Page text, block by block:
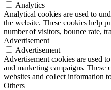
Analytics
Analytical cookies are used to
the website. These cookies help
number of visitors, bounce rate,
Advertisement
Advertisement
Advertisement cookies are used
and marketing campaigns. These
websites and collect information
Others